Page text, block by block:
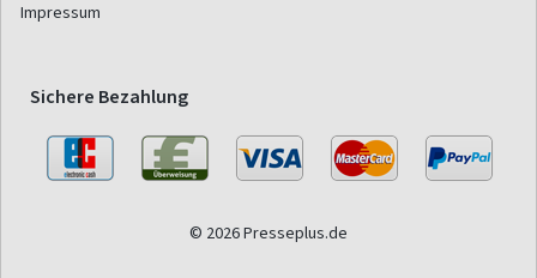
Impressum
Sichere Bezahlung
© 2026 Presseplus.de